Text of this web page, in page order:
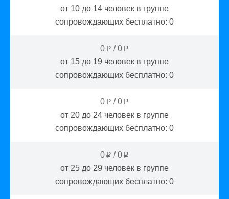
от 10 до 14 человек в группе
сопровождающих бесплатно: 0
0 p /0 p
от 15 до 19 человек в группе
сопровождающих бесплатно: 0
0 p /0 p
от 20 до 24 человек в группе
сопровождающих бесплатно: 0
0 p /0 p
от 25 до 29 человек в группе
сопровождающих бесплатно: 0